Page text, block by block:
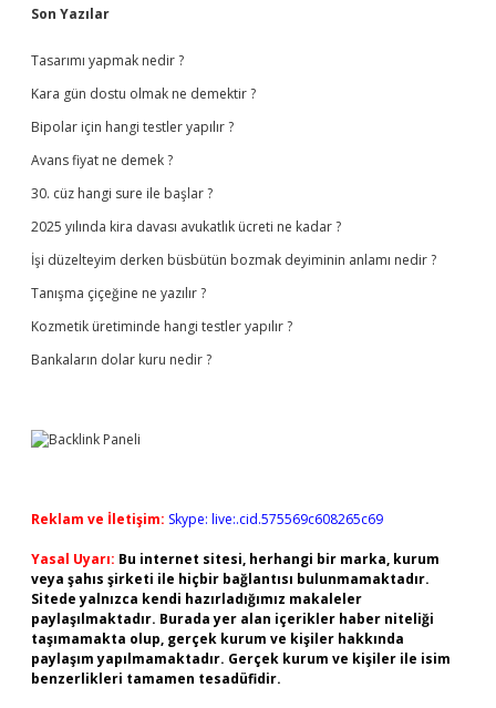
Sidebar
Son Yazılar
Tasarımı yapmak nedir ?
Kara gün dostu olmak ne demektir ?
Bipolar için hangi testler yapılır ?
Avans fiyat ne demek ?
30. cüz hangi sure ile başlar ?
2025 yılında kira davası avukatlık ücreti ne kadar ?
İşi düzelteyim derken büsbütün bozmak deyiminin anlamı nedir ?
Tanışma çiçeğine ne yazılır ?
Kozmetik üretiminde hangi testler yapılır ?
Bankaların dolar kuru nedir ?
Reklam ve İletişim: Skype: live:.cid.575569c608265c69
Yasal Uyarı: Bu internet sitesi, herhangi bir marka, kurum
veya şahıs şirketi ile hiçbir bağlantısı bulunmamaktadır.
Sitede yalnızca kendi hazırladığımız makaleler
paylaşılmaktadır. Burada yer alan içerikler haber niteliği
taşımamakta olup, gerçek kurum ve kişiler hakkında
paylaşım yapılmamaktadır. Gerçek kurum ve kişiler ile isim
benzerlikleri tamamen tesadüfidir.